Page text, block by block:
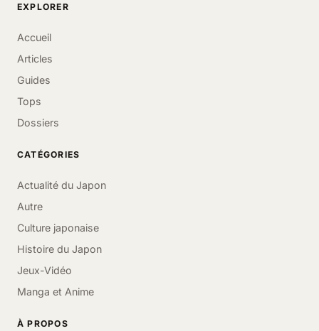
EXPLORER
Accueil
Articles
Guides
Tops
Dossiers
CATÉGORIES
Actualité du Japon
Autre
Culture japonaise
Histoire du Japon
Jeux-Vidéo
Manga et Anime
À PROPOS